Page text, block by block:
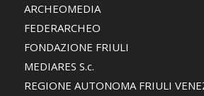
ARCHEOMEDIA
FEDERARCHEO
FONDAZIONE FRIULI
MEDIARES S.c.
REGIONE AUTONOMA FRIULI